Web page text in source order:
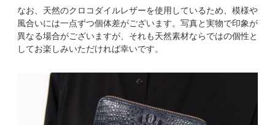
なお、天然のクロコダイルレザーを使用しているため、模様や
風合いには一点ずつ個体差がございます。写真と実物で印象が
異なる場合がございますが、それも天然素材ならではの個性と
してお楽しみいただければ幸いです。